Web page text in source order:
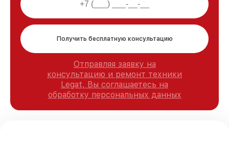
Получить бесплатную консультацию
Отправляя заявку на
консультацию и ремонт техники
Legat, Вы соглашаетесь на
обработку персональных данных